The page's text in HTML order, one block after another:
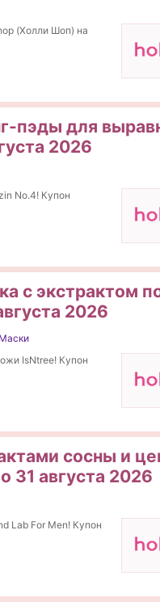
(Холли Шоп) на
пэды для
2026
No.4! Купон
с экстрактом
2026
Маски
IsNtree! Купон
сосны и
31 августа 2026
Lab For Men! Купон